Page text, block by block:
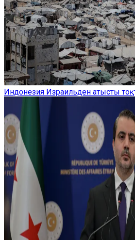
Индонезия Израильден атысты